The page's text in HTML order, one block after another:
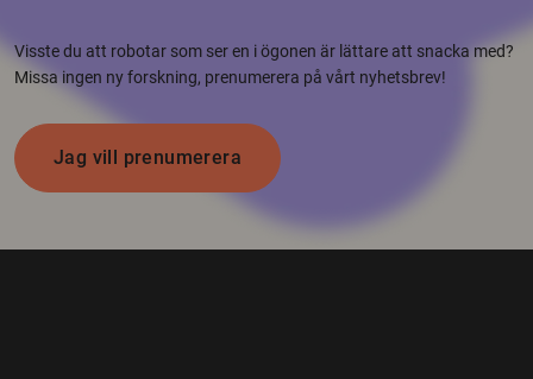
Visste du att robotar som ser en i ögonen är lättare att snacka med?
Missa ingen ny forskning, prenumerera på vårt nyhetsbrev!
Jag vill prenumerera